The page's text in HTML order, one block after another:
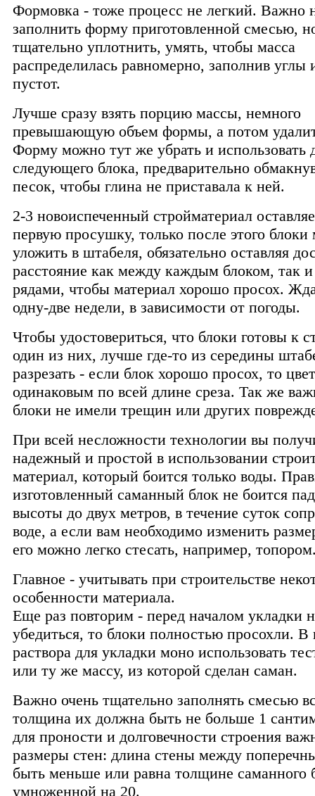
Формовка - тоже процесс не легкий. Важно
заполнить форму приготовленной смесью,
тщательно уплотнить, умять, чтобы масса
распределилась равномерно, заполнив углы
пустот.
Лучше сразу взять порцию массы, немного
превышающую объем формы, а потом
Форму можно тут же убрать и использовать
следующего блока, предварительно
песок, чтобы глина не приставала к ней.
2-3 новоиспеченный стройматериал
первую просушку, только после этого
уложить в штабеля, обязательно оставляя
расстояние как между каждым блоком, так
рядами, чтобы материал хорошо просох.
одну-две недели, в зависимости от погоды.
Чтобы удостовериться, что блоки готовы к
один из них, лучше где-то из середины
разрезать - если блок хорошо просох, то
одинаковым по всей длине среза. Так же
блоки не имели трещин или других
При всей несложности технологии вы
надежный и простой в использовании
материал, который боится только воды.
изготовленный саманный блок не боится
высоты до двух метров, в течение суток
воде, а если вам необходимо изменить
его можно легко стесать, например,
Главное - учитывать при строительстве
особенности материала.
Еще раз повторим - перед началом укладки
убедиться, то блоки полностью просохли. В
раствора для укладки моно использовать
или ту же массу, из которой сделан саман.
Важно очень тщательно заполнять смесью
толщина их должна быть не больше 1
для проности и долговечности строения
размеры стен: длина стены между
быть меньше или равна толщине саманного
умноженной на 20.